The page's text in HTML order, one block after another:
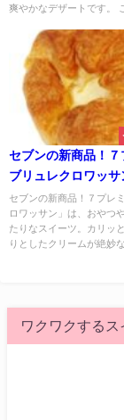
爽やかなデザートです。
セブンの新商品！７
ブリュレクロワッサ
ツファンに大人気！
セブンの新商品！７プレ
ロワッサン」は、おやつ
たりなスイーツ。カリッ
りとしたクリームが絶妙な
ワクワクするス